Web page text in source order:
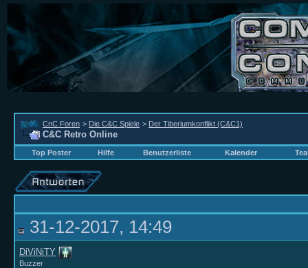
CnC Foren > Die C&C Spiele > Der Tiberiumkonflikt (C&C1)
C&C Retro Online
Top Poster Hilfe Benutzerliste Kalender
31-12-2017, 14:49
DiViNiTY
Buzzer